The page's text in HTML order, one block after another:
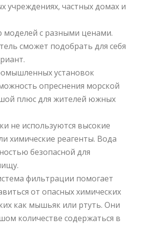
учреждениях, частных домах и
с разными ценами.
сможет подобрать для себя
установок
опреснения морской
плюс для жителей южных
не используются высокие
химические реагенты. Вода
безопасной для
фильтрации помогает
от опасных химических
как мышьяк или ртуть. Они
количестве содержаться в